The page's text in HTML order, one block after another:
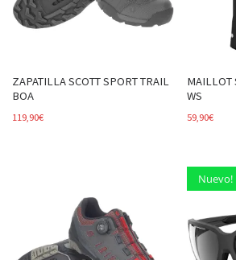
ZAPATILLA SCOTT SPORT TRAIL
BOA
119,90€
MAILLOT
WS
59,90€
Nuevo!